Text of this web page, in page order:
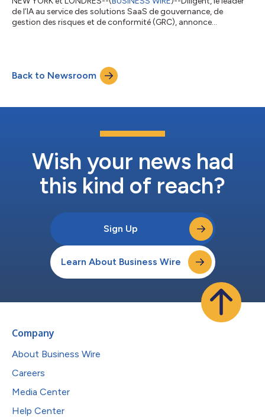
de l’IA au service des solutions SaaS de gouvernance, de
gestion des risques et de conformité (GRC), annonce
d’inconduite et de renforcer la conformité. Reconnaissant les
limites des systèmes d'éthique et de conformité désuets, cette
Back to Newsroom
Wish your news had
this kind of reach?
Sign Up
Learn About Business Wire
Company
About Business Wire
Careers
Media Center
Help Center